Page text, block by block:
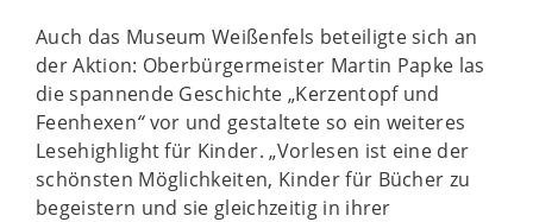
Auch das Museum Weißenfels beteiligte sich an
der Aktion: Oberbürgermeister Martin Papke las
die spannende Geschichte „Kerzentopf und
Feenhexen“vor und gestaltete so ein weiteres
Lesehighlight für Kinder. „Vorlesen ist eine der
schönsten Möglichkeiten, Kinder für Bücher zu
begeistern und sie gleichzeitig in ihrer